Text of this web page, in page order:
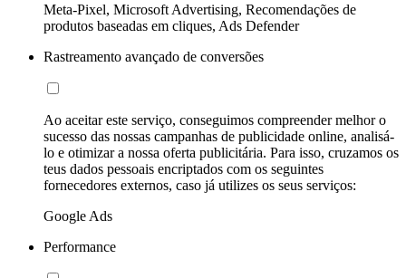
Meta-Pixel, Microsoft Advertising, Recomendações de
produtos baseadas em cliques, Ads Defender
Rastreamento avançado de conversões
Ao aceitar este serviço, conseguimos compreender melhor o
sucesso das nossas campanhas de publicidade online, analisá-
lo e otimizar a nossa oferta publicitária. Para isso, cruzamos os
teus dados pessoais encriptados com os seguintes
fornecedores externos, caso já utilizes os seus serviços:
Google Ads
Performance